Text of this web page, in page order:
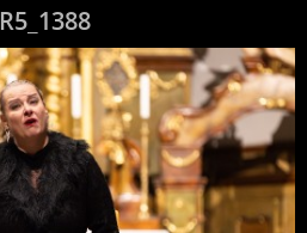
_R5_1388